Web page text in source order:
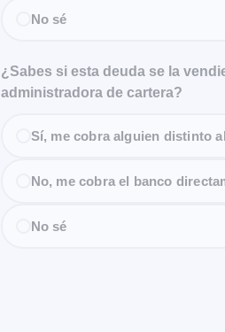
No sé
¿Sabes si esta deuda se la
administradora de cartera?
Sí, me cobra alguien distinto
No, me cobra el banco
No sé